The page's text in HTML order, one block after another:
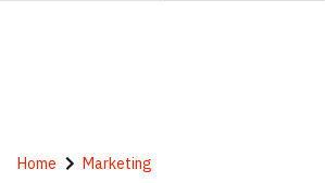
Home Marketing